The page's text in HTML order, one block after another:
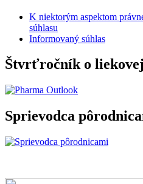
K niektorým aspektom
súhlasu
Informovaný súhlas
Štvrťročník o
Sprievodca